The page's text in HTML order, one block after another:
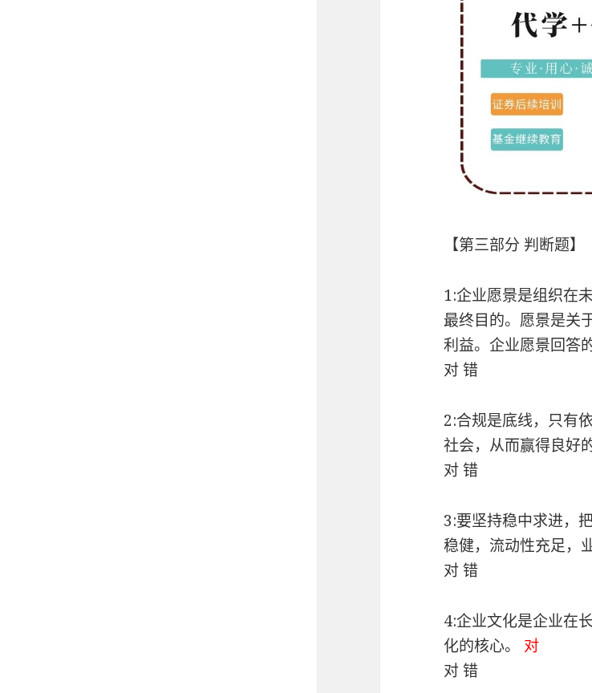
【第三部分 判断题】
1:企业愿景是组织在
最终目的。愿景是关
利益。企业愿景回答
对 错
2:合规是底线，只有
社会，从而赢得良好
对 错
3:要坚持稳中求进，
稳健，流动性充足，
对 错
4:企业文化是企业在
化的核心。 对
对 错